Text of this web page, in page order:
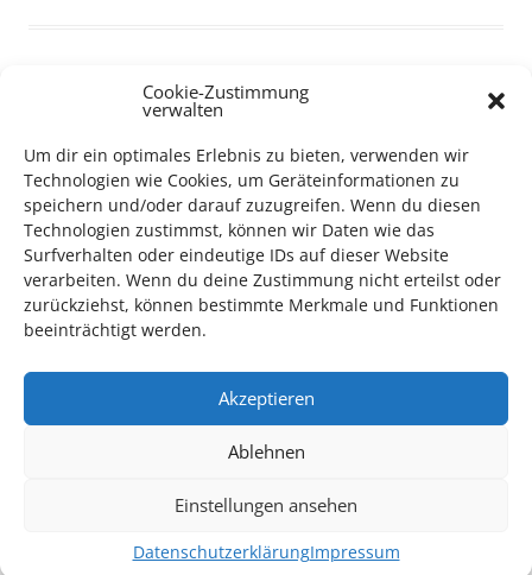
Cookie-Zustimmung
verwalten
Um dir ein optimales Erlebnis zu bieten, verwenden wir
Technologien wie Cookies, um Geräteinformationen zu
speichern und/oder darauf zuzugreifen. Wenn du diesen
Technologien zustimmst, können wir Daten wie das
Surfverhalten oder eindeutige IDs auf dieser Website
verarbeiten. Wenn du deine Zustimmung nicht erteilst oder
zurückziehst, können bestimmte Merkmale und Funktionen
beeinträchtigt werden.
Akzeptieren
Ablehnen
Einstellungen ansehen
DatenschutzerklärungImpressum
Das Kulturparkett freut sich stets überehrenamtliche
Mithilfe im Bereich Technik. Sie haben Interesse? Dann
melden Sie sich unter
info@kulturparkett-rhein-neckar.de
*KULTURTIPP SOMMERPAUSE: FESTIVAL DES DEUTSCHEN FILMS*